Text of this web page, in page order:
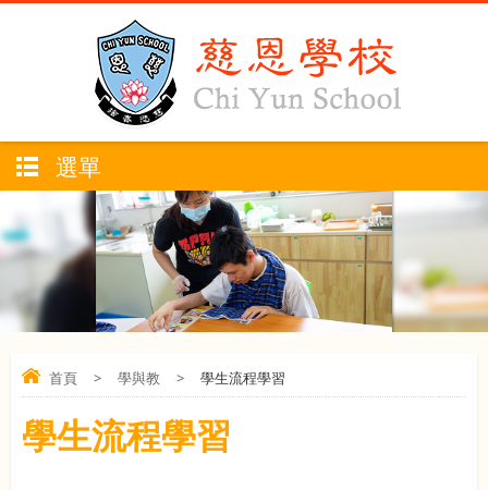
選單
首頁 > 學與教 > 學生流程學習
學生流程學習